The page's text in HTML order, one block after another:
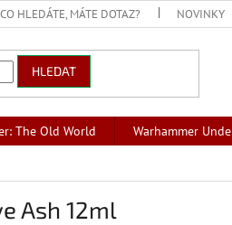
HLEDÁTE, MÁTE DOTAZ? NOVINKY
HLEDAT
The Old World Warhammer
Ash 12ml